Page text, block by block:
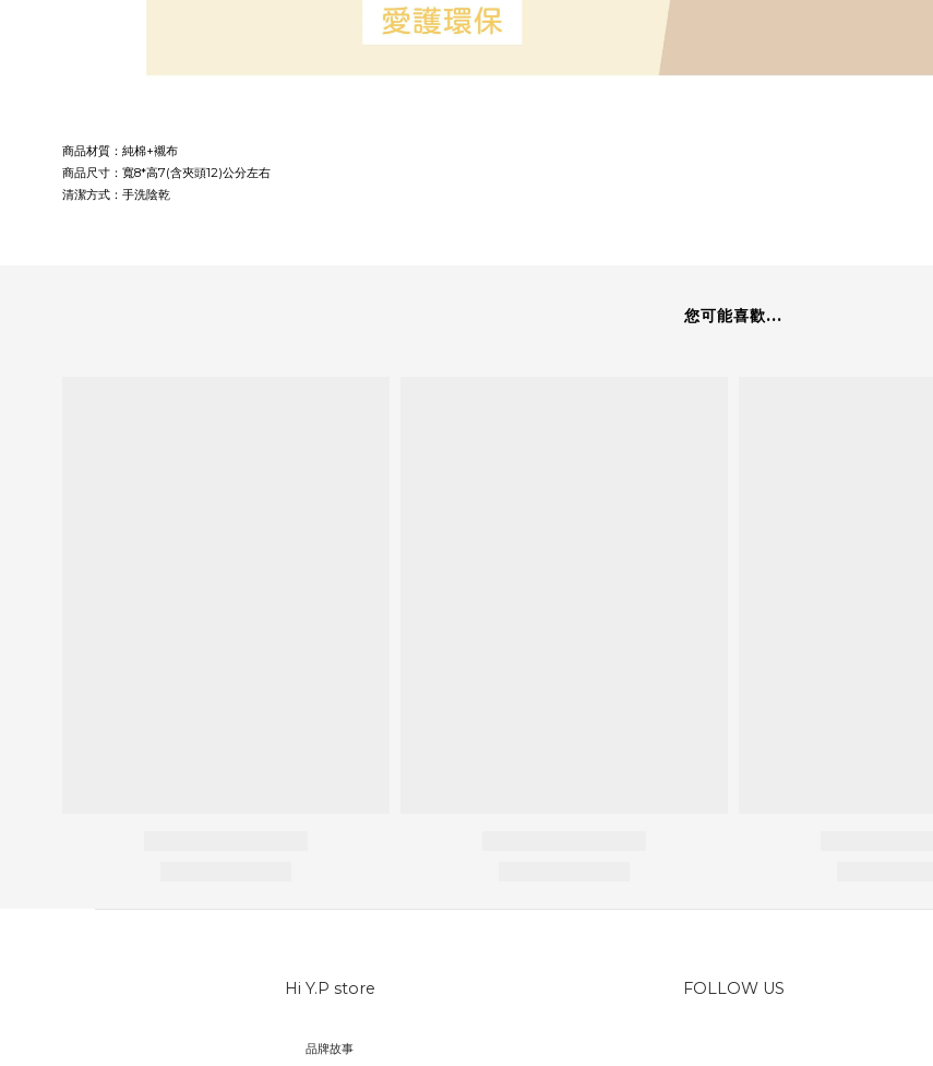
商品材質：純棉+襯布
商品尺寸：寬8*高7(含夾頭12)公分左右
清潔方式：手洗陰乾
您可能喜歡...
Hi Y.P store
品牌故事
FOLLOW US